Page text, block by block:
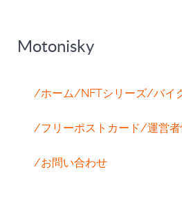
Motonisky
/ホーム/NFTシリーズ/バイ
/フリーポストカード/運営者
/お問い合わせ